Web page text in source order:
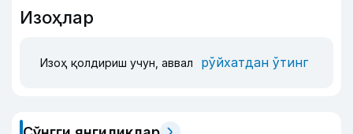
Изоҳлар
Изоҳ қолдириш учун, аввал рўйхатдан ўтинг